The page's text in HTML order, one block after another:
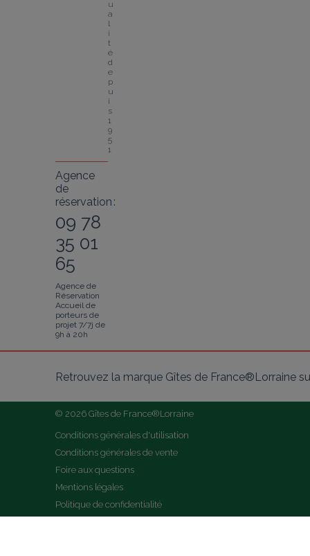
u
a
l
i
t
é
d
e
p
u
i
s
1
9
5
1
Agence
de
réservation :
09 78
35 01
65
Agence de
Réservation
Accueil de
porteurs de
projet 7/7j de
9h à 20h
Retrouvez la marque Gîtes de France®Lorraine
© 2026 Gîtes de France®Lorraine
Conditions générales d'utilisation
Conditions générales de vente
Foire aux questions
Mentions légales
Politique de confidentialité